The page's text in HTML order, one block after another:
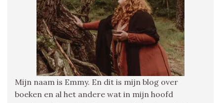
Mijn naam is Emmy. En dit is mijn blog over
boeken en al het andere wat in mijn hoofd